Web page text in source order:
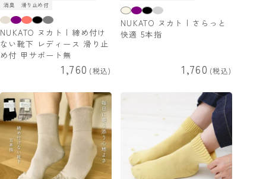
消臭
滑り止め付
NUKATO ヌカト | 締め付け
ない靴下 レディース 滑り止
め付 甲サポート無
1,760 税込
NUKATO ヌカト | さらっと
快適 5本指
1,760 税込